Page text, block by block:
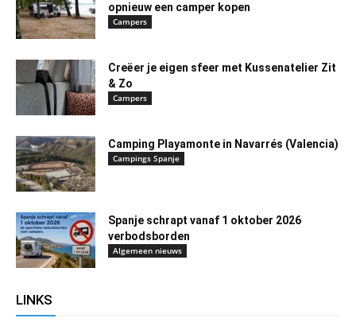
opnieuw een camper kopen
Campers
Creëer je eigen sfeer met Kussenatelier Zit
& Zo
Campers
Camping Playamonte in Navarrés (Valencia)
Campings Spanje
Spanje schrapt vanaf 1 oktober 2026
verbodsborden
Algemeen nieuws
LINKS